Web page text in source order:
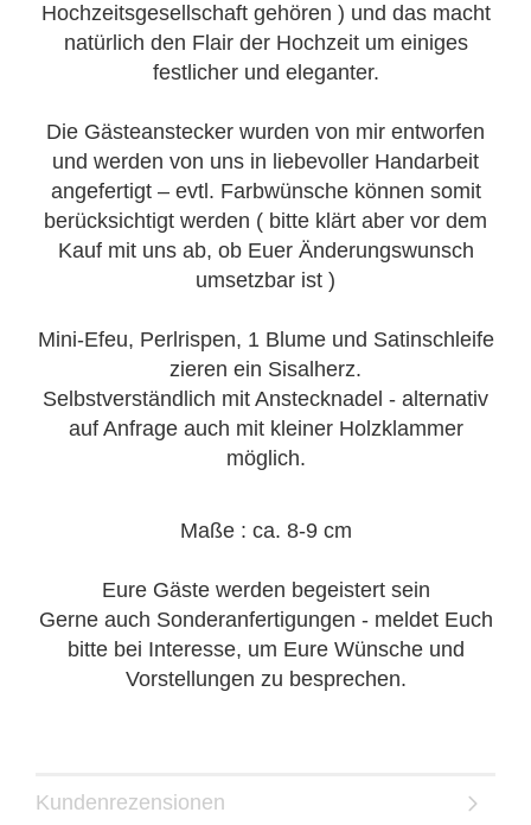
Hochzeitsgesellschaft gehören ) und das macht
natürlich den Flair der Hochzeit um einiges
festlicher und eleganter.
Die Gästeanstecker wurden von mir entworfen
und werden von uns in liebevoller Handarbeit
angefertigt – evtl. Farbwünsche können somit
berücksichtigt werden ( bitte klärt aber vor dem
Kauf mit uns ab, ob Euer Änderungswunsch
umsetzbar ist )
Mini-Efeu, Perlrispen, 1 Blume und Satinschleife
zieren ein Sisalherz.
Selbstverständlich mit Anstecknadel - alternativ
auf Anfrage auch mit kleiner Holzklammer
möglich.
Maße : ca. 8-9 cm
Eure Gäste werden begeistert sein
Gerne auch Sonderanfertigungen - meldet Euch
bitte bei Interesse, um Eure Wünsche und
Vorstellungen zu besprechen.
Kundenrezensionen